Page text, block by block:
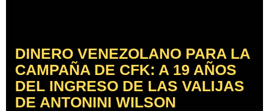
DINERO VENEZOLANO PARA LA
CAMPAÑA DE CFK: A 19 AÑOS
DEL INGRESO DE LAS VALIJAS
DE ANTONINI WILSON